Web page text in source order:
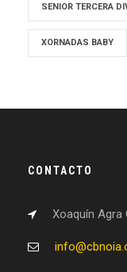
SENIOR TERCERA
XORNADAS BABY
CONTACTO
Xoaquín Agra